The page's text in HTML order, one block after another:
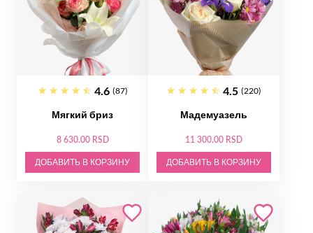
4.6 (87)
Мягкий бриз
8 630.00 RSD
ДОБАВИТЬ В КОРЗИНУ
4.5 (220)
Мадемуазель
11 300.00 RSD
ДОБАВИТЬ В КОРЗИНУ